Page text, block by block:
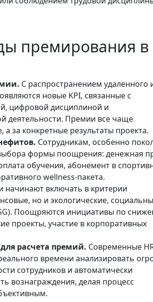
премирования в
С распространением удаленного
новые KPI, связанные с
цифровой дисциплиной и
деятельности. Премии все чаще
а за конкретные результаты проекта.
Сотрудникам, особенно
формы поощрения: денежная
обучения, абонемент в
wellness-пакета.
начинают включать в критерии
но и экологические,
Поощряются инициативы по
проекты, участие в корпоративных
расчета премий. Современные
времени анализировать
сотрудников и автоматически
вознаграждения, делая процесс